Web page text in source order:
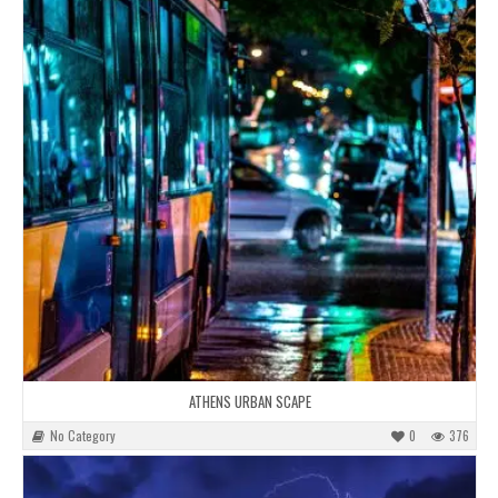
ATHENS URBAN SCAPE
No Category 376
0